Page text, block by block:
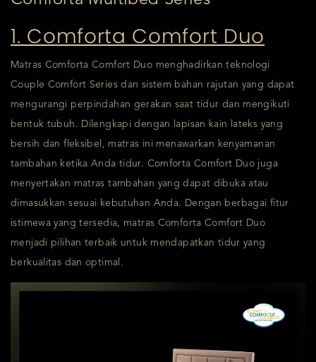
1. Comforta Comfort Duo
Matras Comforta Comfort Duo menghadirkan teknologi
Couple Comfort Series dan sistem bahan rajutan yang dapat
mengurangi perpindahan gerakan saat tidur dan mengikuti
bentuk tubuh. Dilengkapi dengan lapisan kain lateks yang
bersih dan fleksibel, matras ini menawarkan kenyamanan
tambahan ketika Anda tidur. Comforta Comfort Duo juga
menyertakan matras tambahan yang dapat dibuka atau
dimasukkan sesuai kebutuhan Anda. Dengan berbagai fitur
istimewa yang tersedia, matras Comforta Comfort Duo
menjadi pilihan terbaik untuk mendapatkan tidur yang
berkualitas dan optimal.